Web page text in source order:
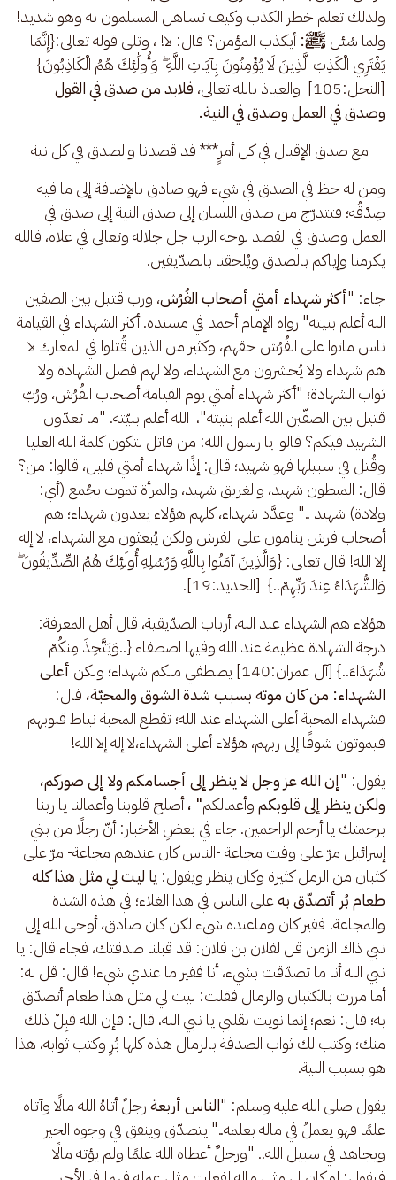
ولذلك تعلم خطر الكذب وكيف تساهل المسلمون به وهو شديد!
ولما سُئل ﷺ: أيكذب المؤمن؟ قال: لا! ، وتلى قوله تعالى:{إِنَّمَا
يَفْتَرِي الْكَذِبَ الَّذِينَ لَا يُؤْمِنُونَ بِآيَاتِ اللَّهِ ۖ وَأُولَٰئِكَ هُمُ الْكَاذِبُونَ}
[النحل:105]  والعياذ بالله تعالى،
فلابد من صدق في القول
وصدق في العمل وصدق في النية.
مع صدق الإقبال في كل أمرٍ*** قد قصدنا والصدق في كل نية
ومن له حظ في الصدق في شيء فهو صادق بالإضافة إلى ما فيه
صِدْقُه؛ فتتدرّج من صدق اللسان إلى صدق النية إلى صدق في
العمل وصدق في القصد لوجه الرب جل جلاله وتعالى في علاه، فالله
يكرمنا وإياكم بالصدق ويُلحقنا بالصدّيقين.
جاء: "أكثر شهداء أمتي أصحاب الفُرُش، ورب قتيل بين الصفين
الله أعلم بنيته" رواه الإمام أحمد في مسنده. أكثر الشهداء في القيامة
ناس ماتوا على الفُرُش حقهم، وكثير من الذين قُتلوا في المعارك لا
هم شهداء ولا يُحشرون مع الشهداء، ولا لهم فضل الشهادة ولا
ثواب الشهادة؛ "أكثر شهداء أمتي يوم القيامة أصحاب الفُرُش، ورُبّ
قتيل بين الصفّين الله أعلم بنيته"،  الله أعلم بنيّته. "ما تعدّون
الشهيد فيكم؟ قالوا يا رسول الله: من قاتل لتكون كلمة الله العليا
وقُتل في سبيلها فهو شهيد؛ قال: إذًا شهداء أمتي قليل، قالوا: من؟
قال: المبطون شهيد، والغريق شهيد، والمرأة تموت بجُمع (أي:
ولادة) شهيد .." وعدَّد شهداء، كلهم هؤلاء يعدون شهداء؛ هم
أصحاب فرش ينامون على الفرش ولكن يُبعثون مع الشهداء، لا إله
إلا الله! قال تعالى: {وَالَّذِينَ آمَنُوا بِاللَّهِ وَرُسُلِهِ أُولَٰئِكَ هُمُ الصِّدِّيقُونَ ۖ
وَالشُّهَدَاءُ عِندَ رَبِّهِمْ..}  [الحديد:19].
هؤلاء هم الشهداء عند الله، أرباب الصدّيقية، قال أهل المعرفة:
درجة الشهادة عظيمة عند الله وفيها اصطفاء {..وَيَتَّخِذَ مِنكُمْ
شُهَدَاءَ..} [آل عمران:140] يصطفي منكم شهداء؛ ولكن
أعلى
الشهداء: من كان موته بسبب شدة الشوق والمحبّة، قال:
فشهداء المحبة أعلى الشهداء عند الله؛ تقطع المحبة نياط قلوبهم
فيموتون شوقًا إلى ربهم، هؤلاء أعلى الشهداء،لا إله إلا الله!
يقول: "إن الله عز وجل لا ينظر إلى أجسامكم ولا إلى صوركم،
ولكن ينظر إلى قلوبكم وأعمالكم" ، أصلح قلوبنا وأعمالنا يا ربنا
برحمتك يا أرحم الراحمين. جاء في بعضِ الأخبار: أنّ رجلًا من بني
إسرائيل مرّ على وقت مجاعة -الناس كان عندهم مجاعة- مرّ على
كثبان من الرمل كثيرة وكان ينظر ويقول: يا ليت لي مثل هذا كله
طعام بُر أتصدّق به على الناس في هذا الغلاء؛ في هذه الشدة
والمجاعة! فقير كان وماعنده شيء لكن كان صادق، أوحى الله إلى
نبي ذاك الزمن قل لفلان بن فلان: قد قبلنا صدقتك، فجاء قال: يا
نبي الله أنا ما تصدّقت بشيء، أنا فقير ما عندي شيء! قال: قل له:
أما مررت بالكثبان والرمال فقلت: ليت لي مثل هذا طعام أتصدّق
به؛ قال: نعم؛ إنما نويت بقلبي يا نبي الله، قال: فإن الله قبِلْ ذلك
منك؛ وكتب لك ثواب الصدقة بالرمال هذه كلها بُرِ وكتب ثوابه، هذا
هو بسبب النية.
يقول صلى الله عليه وسلم: "الناس أربعة رجلٌ أتاهُ الله مالًا وآتاه
علمًا فهو يعملُ في ماله بعلمه.." يتصدّق وينفق في وجوه الخير
ويجاهد في سبيل الله.. "ورجلٌ أعطاه الله علمًا ولم يؤته مالًا